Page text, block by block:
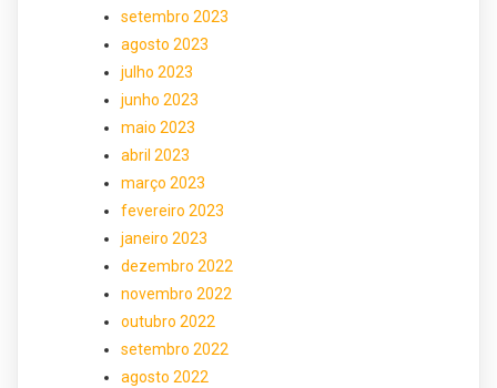
setembro 2023
agosto 2023
julho 2023
junho 2023
maio 2023
abril 2023
março 2023
fevereiro 2023
janeiro 2023
dezembro 2022
novembro 2022
outubro 2022
setembro 2022
agosto 2022